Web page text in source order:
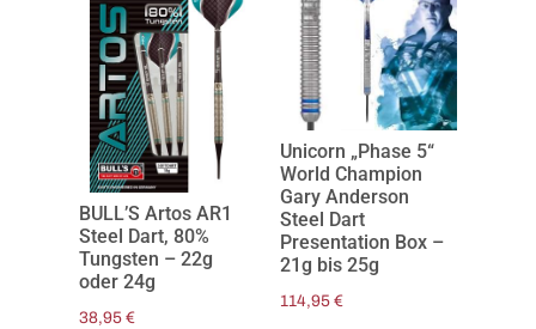
BULL’S Artos AR1
Steel Dart, 80%
Tungsten – 22g
oder 24g
38,95 €
Unicorn „Phase 5“
World Champion
Gary Anderson
Steel Dart
Presentation Box –
21g bis 25g
114,95 €